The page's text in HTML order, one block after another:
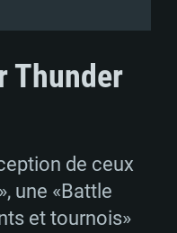
Thunder
de ceux
une «Battle
et tournois»